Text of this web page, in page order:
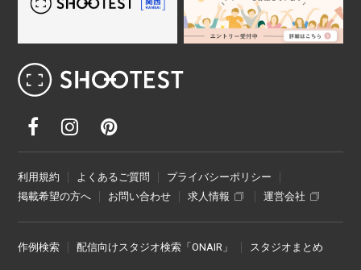
利用規約 よくあるご質問
プライバシーポリシー
掲載希望の方へ
お問い合わせ 求人情報 運営会社
作例検索 配信向けスタジオ検索「ONAIR」 スタジオまとめ